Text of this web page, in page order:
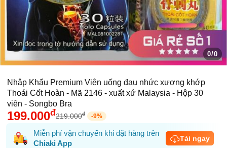
0/0
Nhập Khẩu Premium Viên uống đau nhức xương khớp
Thoái Cốt Hoàn - Mã 2146 - xuất xứ Malaysia - Hộp 30
viên - Songbo Bra
199.000đ219.000đ -9%
Miễn phí vận chuyển khi đặt hàng trên
Chiaki App
Tải ngay